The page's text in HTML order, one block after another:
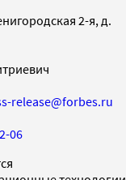
2-я, д.
release@forbes.ru
06